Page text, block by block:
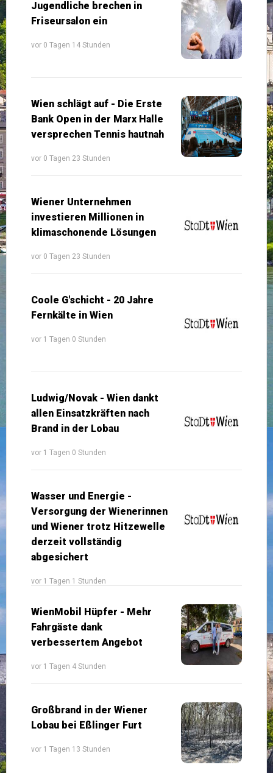
Jugendliche brechen in
Friseursalon ein
vor 0 Tagen 14 Stunden
Wien schlägt auf - Die Erste
Bank Open in der Marx Halle
versprechen Tennis hautnah
vor 0 Tagen 23 Stunden
Wiener Unternehmen
investieren Millionen in
klimaschonende Lösungen
vor 0 Tagen 23 Stunden
Coole G'schicht - 20 Jahre
Fernkälte in Wien
vor 1 Tagen 0 Stunden
Ludwig/Novak - Wien dankt
allen Einsatzkräften nach
Brand in der Lobau
vor 1 Tagen 0 Stunden
Wasser und Energie -
Versorgung der Wienerinnen
und Wiener trotz Hitzewelle
derzeit vollständig
abgesichert
vor 1 Tagen 1 Stunden
WienMobil Hüpfer - Mehr
Fahrgäste dank
verbessertem Angebot
vor 1 Tagen 4 Stunden
Großbrand in der Wiener
Lobau bei Eßlinger Furt
vor 1 Tagen 13 Stunden